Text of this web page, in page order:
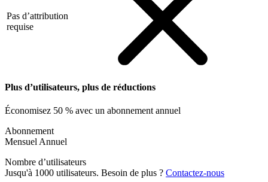
Pas d’attribution
requise
Plus d’utilisateurs, plus de réductions
Économisez 50 % avec un abonnement annuel
Abonnement
Mensuel Annuel
Nombre d’utilisateurs
Jusqu'à 1000 utilisateurs. Besoin de plus ? Contactez-nous